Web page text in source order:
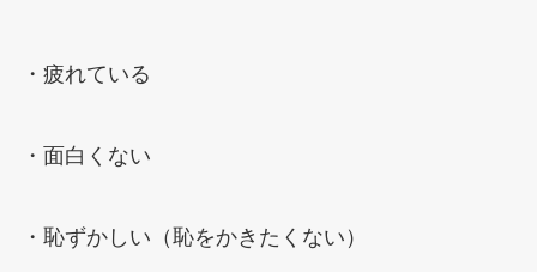
・疲れている
・面白くない
・恥ずかしい（恥をかきたくない）